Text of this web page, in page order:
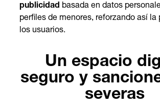
publicidad basada en datos
perfiles de menores, reforzando así la
los usuarios.
Un espacio
seguro y
severas